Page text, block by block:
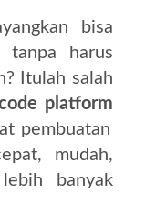
bisa
tanpa harus
Itulah salah
platform
pembuatan
mudah,
banyak